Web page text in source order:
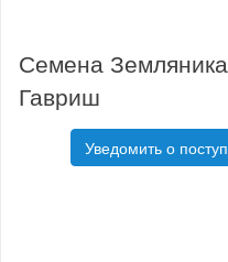
Семена
Гавриш
Уведомить о